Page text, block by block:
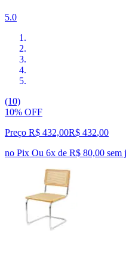
5.0
(10)
10% OFF
Preço R$ 432,00R$ 432,00
no Pix Ou 6x de R$ 80,00 sem